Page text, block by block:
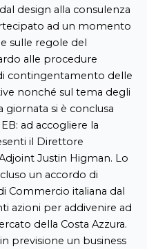
design alla consulenza
ad un momento
sulle regole del
alle procedure
contingentamento delle
nonché sul tema degli
giornata si è conclusa
ad accogliere la
il Direttore
Justin Higman. Lo
un accordo di
Commercio italiana dal
azioni per addivenire ad
della Costa Azzura.
previsione un business